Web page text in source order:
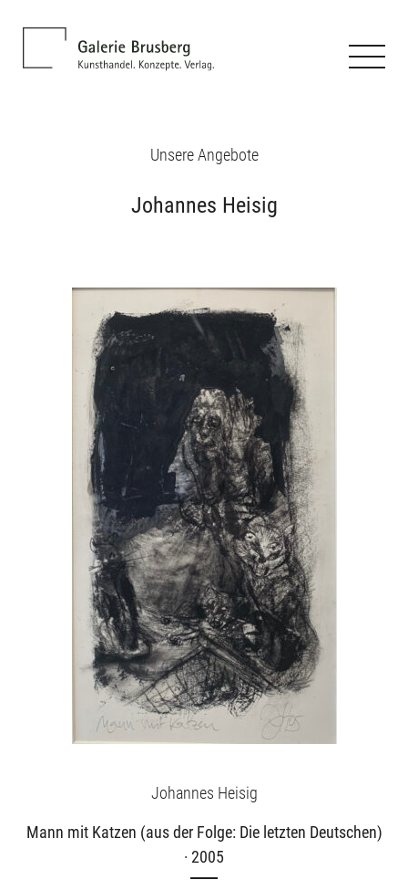
Unsere Angebote
Johannes Heisig
Johannes Heisig
Mann mit Katzen (aus der Folge: Die letzten Deutschen)
· 2005